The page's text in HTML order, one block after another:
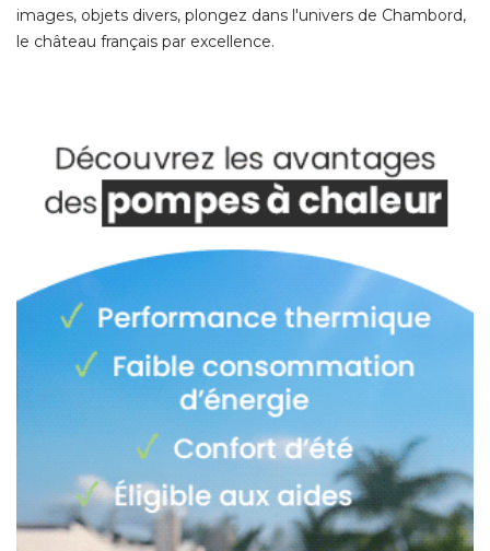
images, objets divers, plongez dans l'univers de Chambord,
le château français par excellence.